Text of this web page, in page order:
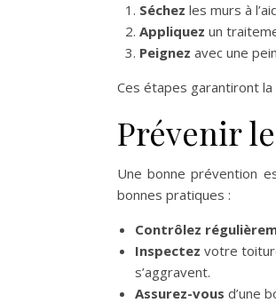
Séchez les murs à
Appliquez un
Peignez avec une
Ces étapes garantiront
Prévenir
Une bonne prévention
bonnes pratiques :
Contrôlez
Inspectez votre
s’aggravent.
Assurez-vous d’une